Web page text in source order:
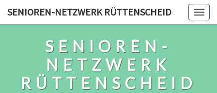
SENIOREN-NETZWERK RÜTTENSCHEID
SENIOREN-
NETZWERK
RÜTTENSCHEID